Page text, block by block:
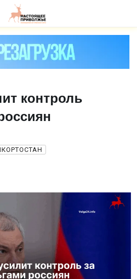
контроль